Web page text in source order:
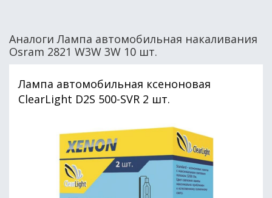
Аналоги Лампа автомобильная накаливания
Osram 2821 W3W 3W 10 шт.
Лампа автомобильная ксеноновая
ClearLight D2S 500-SVR 2 шт.